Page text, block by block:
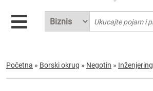
Početna » Borski okrug » Negotin » Inženjering